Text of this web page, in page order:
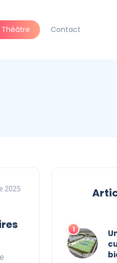
Théâtre Contact
2025